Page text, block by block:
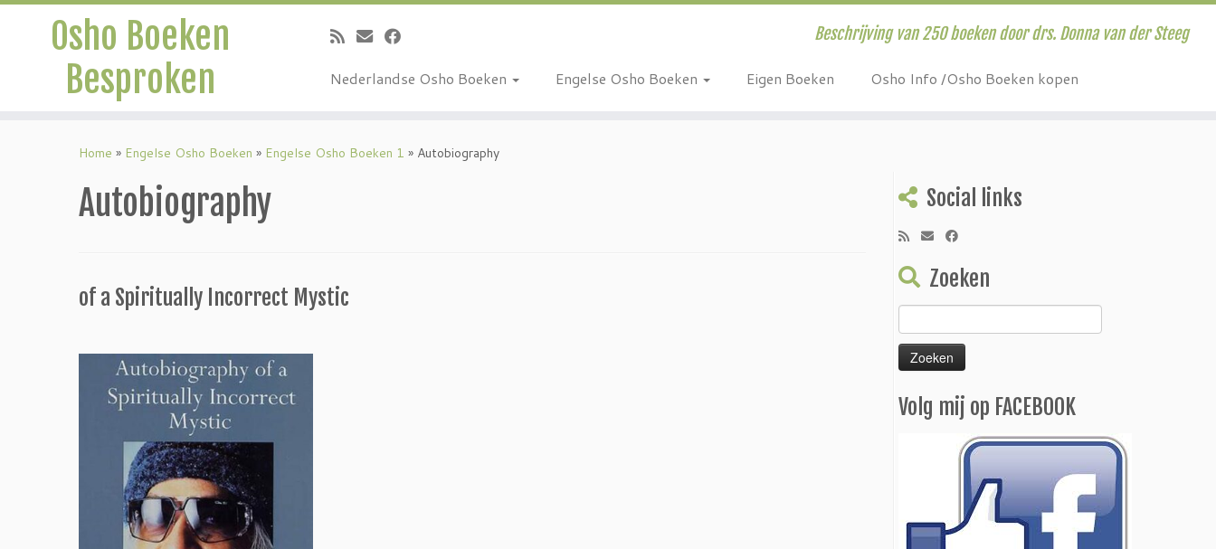
Osho Boeken
Besproken
Beschrijving van 250 boeken door drs. Donna van der Steeg
Nederlandse Osho Boeken Engelse Osho Boeken Eigen Boeken Osho Info /Osho Boeken kopen
Home » Engelse Osho Boeken » Engelse Osho Boeken 1 » Autobiography
Autobiography
of a Spiritually Incorrect Mystic
Social links
Zoeken
naar:
Volg mij op FACEBOOK